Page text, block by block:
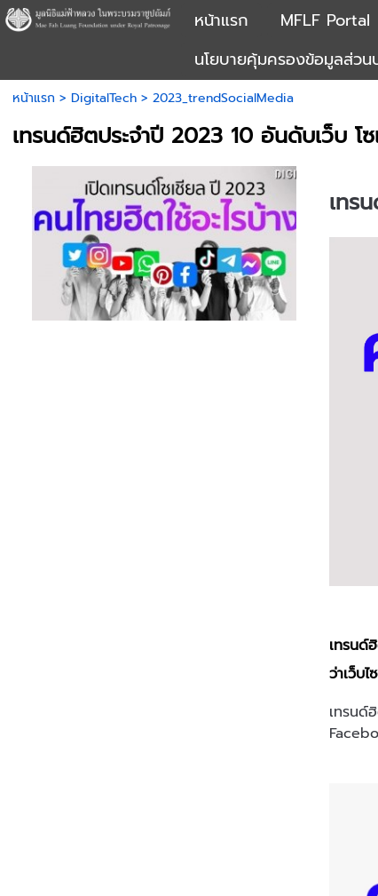
หน้าแรก MFLF Portal
นโยบายคุ้มครองข้อมูลส่ว
หน้าแรก > DigitalTech> 2023_trendSocialMedia
เทรนด์ฮิตประจำปี 2023 10 อันดับเว็บ โ
เทร
เทรนด์
ว่าเว็บ
เทรนด์